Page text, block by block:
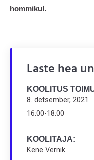
hommikul.
Laste hea
KOOLITUS
8. detsember, 2021
16:00-18:00
KOOLITAJA:
Kene Vernik